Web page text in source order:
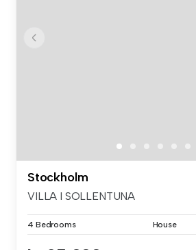
Stockholm
VILLA I SOLLENTUNA
4 Bedrooms House